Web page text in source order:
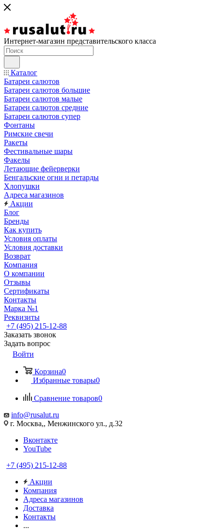
Интернет-магазин представительского класса
Каталог
Батареи салютов
Батареи салютов большие
Батареи салютов малые
Батареи салютов средние
Батареи салютов супер
Фонтаны
Римские свечи
Ракеты
Фестивальные шары
Факелы
Летающие фейерверки
Бенгальские огни и петарды
Хлопушки
Адреса магазинов
Акции
Блог
Бренды
Как купить
Условия оплаты
Условия доставки
Возврат
Компания
О компании
Отзывы
Сертификаты
Контакты
Марка №1
Реквизиты
+7 (495) 215-12-88
Заказать звонок
Задать вопрос
Войти
Корзина0
Избранные товары0
Сравнение товаров0
info@rusalut.ru
г. Москва,, Менжинского ул., д.32
Вконтакте
YouTube
+7 (495) 215-12-88
Акции
Компания
Адреса магазинов
Доставка
Контакты
...